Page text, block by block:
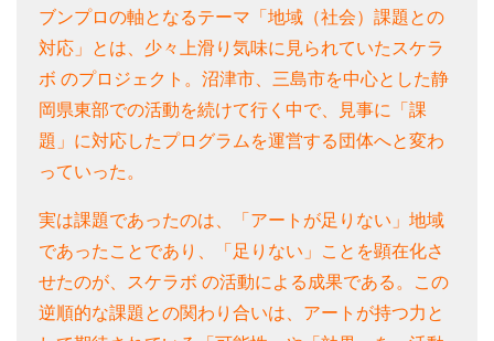
ブンプロの軸となるテーマ「地域（社会）課題との
対応」とは、少々上滑り気味に見られていたスケラ
ボ のプロジェクト。沼津市、三島市を中心とした静
岡県東部での活動を続けて行く中で、見事に「課
題」に対応したプログラムを運営する団体へと変わ
っていった。
実は課題であったのは、「アートが足りない」地域
であったことであり、「足りない」ことを顕在化さ
せたのが、スケラボ の活動による成果である。この
逆順的な課題との関わり合いは、アートが持つ力と